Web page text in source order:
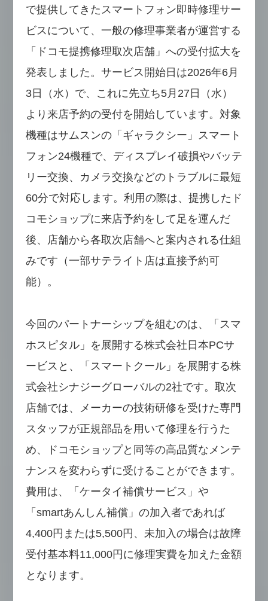
で提供してきたスマートフォン即時修理サー
ビスについて、一般の修理事業者が運営する
「ドコモ提携修理取次店舗」への受付拡大を
発表しました。サービス開始日は2026年6月
3日（水）で、これに先立ち5月27日（水）
より来店予約の受付を開始しています。対象
機種はサムスンの「ギャラクシー」スマート
フォン24機種で、ディスプレイ破損やバッテ
リー交換、カメラ交換などのトラブルに最短
60分で対応します。利用の際は、提携したド
コモショップに来店予約をして足を運んだ
後、店舗から各取次店舗へと案内される仕組
みです（一部サテライト店は直接予約可
能）。
今回のパートナーシップを組むのは、「スマ
ホスピタル」を展開する株式会社日本PCサ
ービスと、「スマートクール」を展開する株
式会社シナジーグローバルの2社です。取次
店舗では、メーカーの技術研修を受けた専門
スタッフが正規部品を用いて修理を行うた
め、ドコモショップと同等の高品質なメンテ
ナンスを変わらずに受けることができます。
費用は、「ケータイ補償サービス」や
「smartあんしん補償」の加入者であれば
4,400円または5,500円、未加入の場合は故障
受付基本料11,000円に修理実費を加えた金額
となります。